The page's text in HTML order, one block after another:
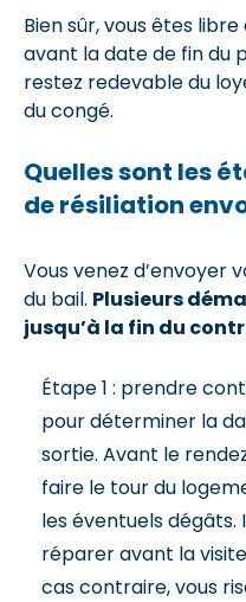
Bien sûr, vous êtes
avant la date de fin du
restez redevable du
du congé.
Quelles sont les
de résiliation
Vous venez d’envoyer
du bail. Plusieurs
jusqu’à la fin du
Étape 1 : prendre
pour déterminer la
sortie. Avant le
faire le tour du
les éventuels dégâts.
réparer avant la
cas contraire, vous